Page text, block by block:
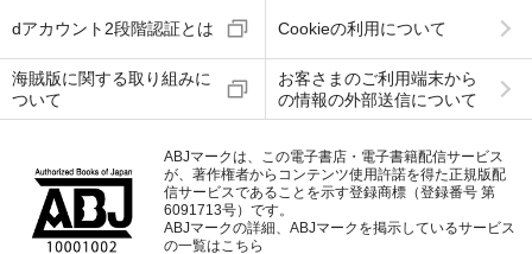
dアカウント2段階認証とは Cookieの利用について
海賊版に関する取り組みに
ついて
お客さまのご利用端末から
の情報の外部送信について
ABJマークは、この電子書店・電子書籍配信サービス
が、著作権者からコンテンツ使用許諾を得た正規版配
信サービスであることを示す登録商標（登録番号 第
6091713号）です。
ABJマークの詳細、ABJマークを掲示しているサービス
の一覧はこちら